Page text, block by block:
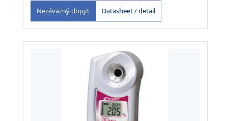
Nezáväzný dopyt Datasheet / detail